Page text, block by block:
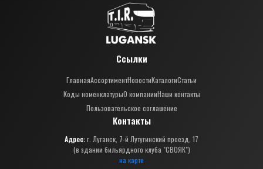
Ссылки
ГлавнаяАссортиментНовостиКаталогиСтатьи
Коды номенклатурыО компанииНаши контакты
Пользовательское соглашение
Контакты
Адрес:г. Луганск, 7-й Лутугинский проезд, 17
(в здании бильярдного клуба "СВОЯК")
на карте